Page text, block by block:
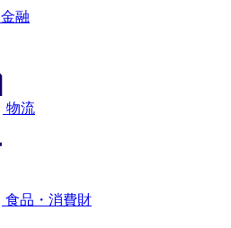
金融
物流
食品・消費財